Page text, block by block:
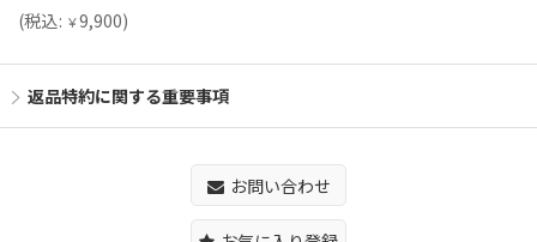
(税込: ￥9,900)
返品特約に関する重要事項
お問い合わせ